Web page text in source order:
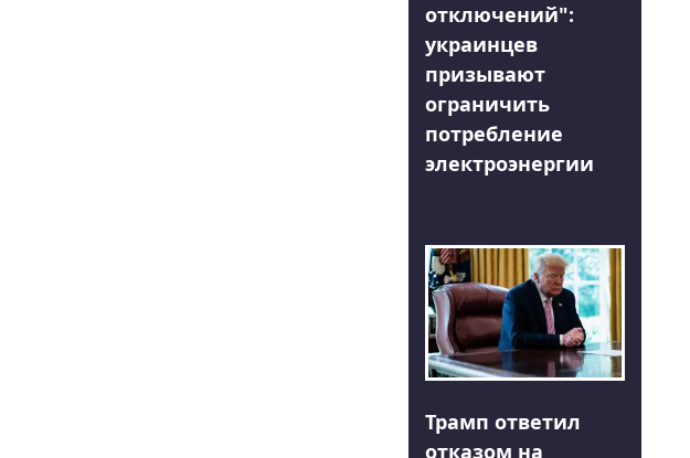
отключений":
украинцев
призывают
ограничить
потребление
электроэнергии
Трамп ответил
отказом на